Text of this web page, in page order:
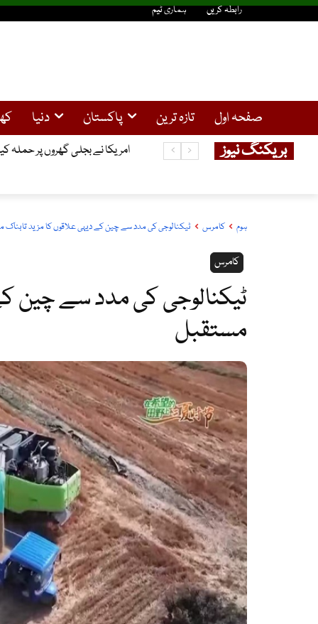
رابطہ کریں ہماری ٹیم
صفحہ اول تازہ ترین پاکستان دنیا
بریکنگ نیوز امریکا نے بجلی گھروں پر حملہ
سولر صارفین کیلئے خوشخبری ، 25کلو واٹ تک سولر سسٹم کیلئے نیپرا سے لائسنس کی شرط ختم
ہوم کامرس ٹیکنالوجی کی مدد سے چین کے دیہی علاقوں کا مزید
کامرس
ٹیکنالوجی کی مدد سے چین
مستقبل